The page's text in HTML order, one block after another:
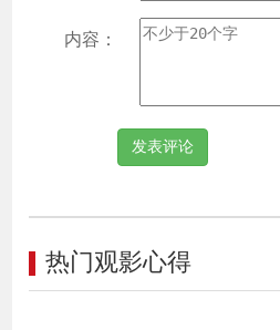
内容：
热门观影心得